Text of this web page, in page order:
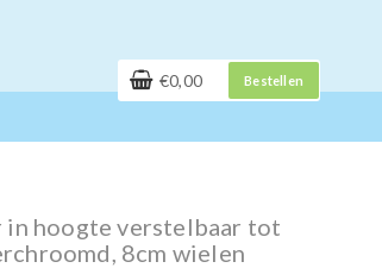
€0,00 Bestellen
in hoogte verstelbaar tot
8cm wielen